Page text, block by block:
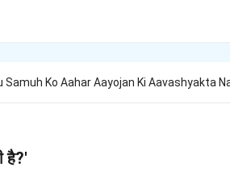
Samuh Ko Aahar Aayojan Ki Aavashyakta
है?'